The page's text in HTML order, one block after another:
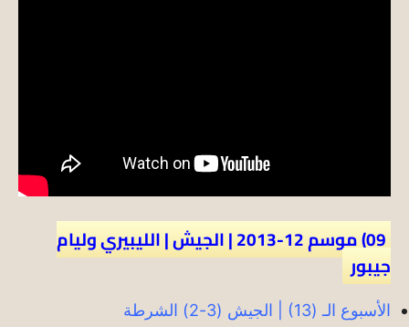
09) موسم 12-2013 | الجيش | الليبيري وليام
جيبور
الأسبوع الـ (13) | الجيش (3-2) الشرطة